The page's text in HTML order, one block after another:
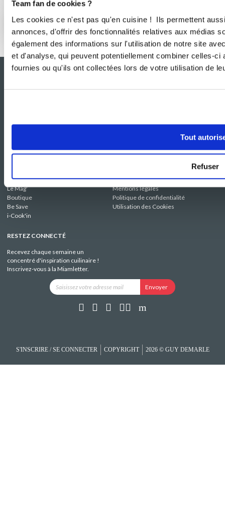
Team fan de cookies ?
Les cookies ce n'est pas qu'en cuisine ! Ils permettent
annonces, d'offrir des fonctionnalités relatives aux médias
également des informations sur l'utilisation de notre site
et d'analyse, qui peuvent potentiellement combiner celles-
fournies ou qu'ils ont collectées lors de votre utilisation de
Tout
Refuser
Effet boulangerie assuré à la maison
NOS SITES
Club Guy Demarle
Le Mag'
Boutique
Be Save
i-Cook'in
SERVICE CONSO
C.G.U
Mentions légales
Politique de confidentialité
Utilisation des Cookies
RESTEZ CONNECTÉ
Recevez chaque semaine un
concentré d'inspiration cuilinaire !
Inscrivez-vous à la Miamletter.
S'INSCRIRE / SE CONNECTER COPYRIGHT 2026 © GUY DEMARLE